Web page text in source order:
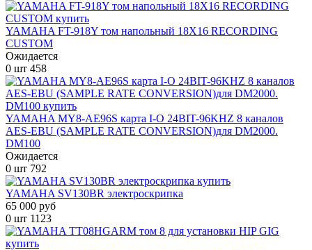
YAMAHA FT-918Y том напольный 18X16 RECORDING
CUSTOM
Ожидается
0 шт 458
YAMAHA MY8-AE96S карта I-O 24BIT-96KHZ 8 каналов
AES-EBU (SAMPLE RATE CONVERSION)для DM2000.
DM100
Ожидается
0 шт 792
YAMAHA SV130BR электроскрипка
65 000 руб
0 шт 1123